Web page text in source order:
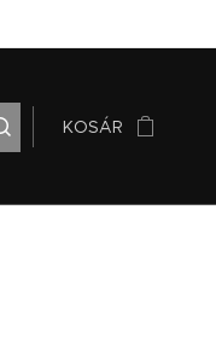
KOSÁR